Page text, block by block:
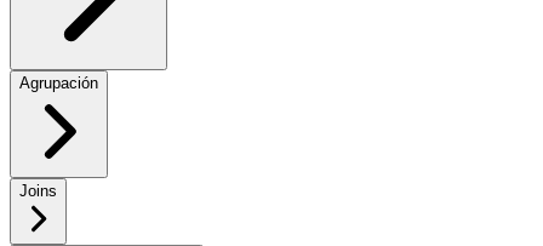
Agrupación
Joins